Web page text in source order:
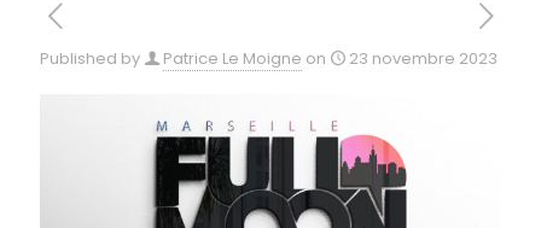
Published by Patrice Le Moigne on 23 novembre 2023